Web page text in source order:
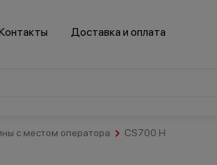
Доставка и оплата
с местом оператора CS700 H